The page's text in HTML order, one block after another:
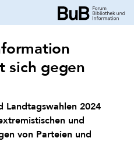
sich gegen
Landtagswahlen 2024
und
von Parteien und